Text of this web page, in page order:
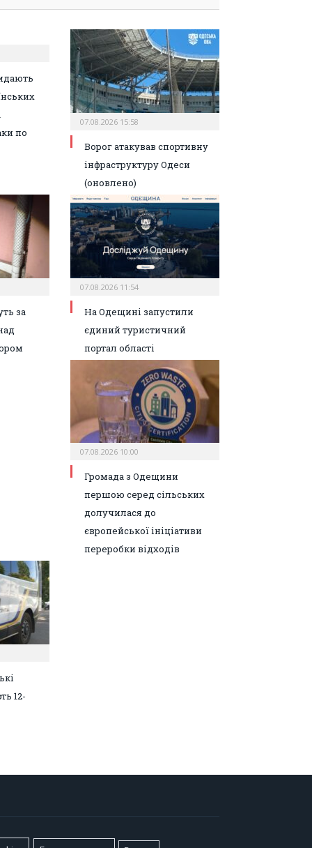
по
07.08.2026 15:58
Ворог атакував спортивну
інфраструктуру Одеси
(оновлено)
за
07.08.2026 11:54
На Одещині запустили
єдиний туристичний
портал області
07.08.2026 10:00
Громада з Одещини
першою серед сільських
долучилася до
європейської ініціативи
переробки відходів
12-